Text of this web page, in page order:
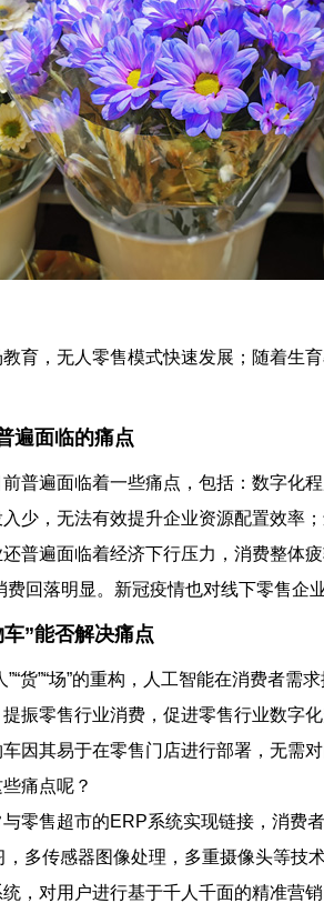
育，无人零售模式快速发展；随着生
面临的痛点
遍面临着一些痛点，包括：数字化程
少，无法有效提升企业资源配置效率
遍面临着经济下行压力，消费整体疲
回落明显。新冠疫情也对线下零售企
”能否解决痛点
货”“场”的重构，人工智能在消费者需
振零售行业消费，促进零售行业数字化
其易于在零售门店进行部署，无需对
痛点呢？
售超市的ERP系统实现链接，消费者
多传感器图像处理，多重摄像头等技
，对用户进行基于千人千面的精准营销